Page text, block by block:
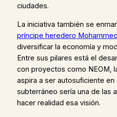
ciudades.
La iniciativa también se
príncipe heredero
diversificar la economía y
Entre sus pilares está el
con proyectos como NEOM,
aspira a ser autosuficiente en
subterráneo sería una de las
hacer realidad esa visión.